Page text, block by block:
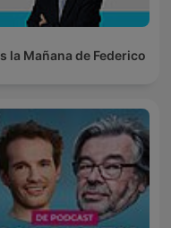
la Mañana de Federico